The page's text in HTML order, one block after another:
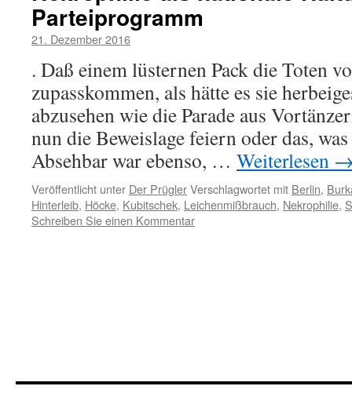
Parteiprogramm
21. Dezember 2016
. Daß einem lüsternen Pack die Toten
zupasskommen, als hätte es sie
abzusehen wie die Parade aus
nun die Beweislage feiern oder das,
Absehbar war ebenso, … Weiterlesen
Veröffentlicht unter Der PrüglerVerschlagwortet mit Berlin,
Hinterleib, Höcke, Kubitschek, Leichenmißbrauch, Nekrophilie,
Schreiben Sie einen Kommentar